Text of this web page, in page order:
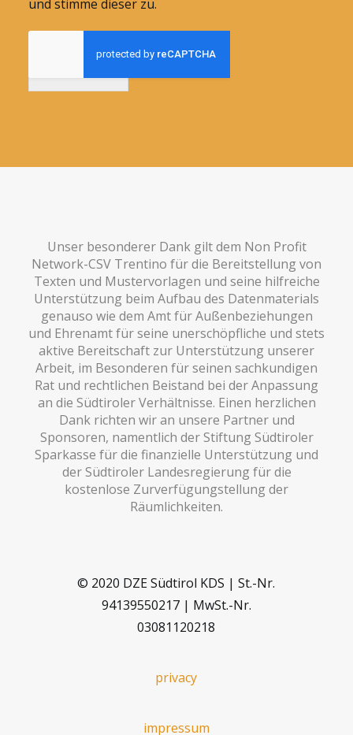
und stimme dieser zu.
Unser besonderer Dank gilt dem Non Profit
Network-CSV Trentino für die Bereitstellung von
Texten und Mustervorlagen und seine hilfreiche
Unterstützung beim Aufbau des Datenmaterials
genauso wie dem Amt für Außenbeziehungen
und Ehrenamt für seine unerschöpfliche und stets
aktive Bereitschaft zur Unterstützung unserer
Arbeit, im Besonderen für seinen sachkundigen
Rat und rechtlichen Beistand bei der Anpassung
an die Südtiroler Verhältnisse. Einen herzlichen
Dank richten wir an unsere Partner und
Sponsoren, namentlich der Stiftung Südtiroler
Sparkasse für die finanzielle Unterstützung und
der Südtiroler Landesregierung für die
kostenlose Zurverfügungstellung der
Räumlichkeiten.
© 2020 DZE Südtirol KDS | St.-Nr.
94139550217 | MwSt.-Nr.
03081120218
privacy
impressum